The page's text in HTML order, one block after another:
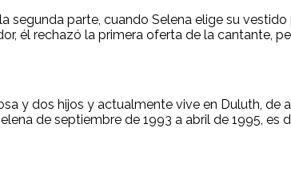
segunda parte, cuando Selena elige su
él rechazó la primera oferta de la cantante,
y dos hijos y actualmente vive en Duluth,
de septiembre de 1993 a abril de 1995, es